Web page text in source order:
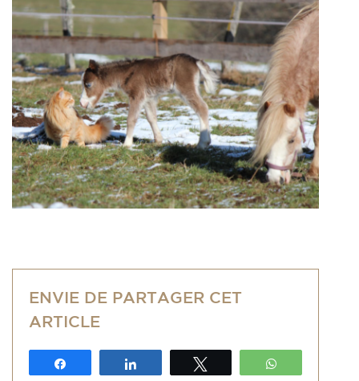
ENVIE DE PARTAGER CET
ARTICLE